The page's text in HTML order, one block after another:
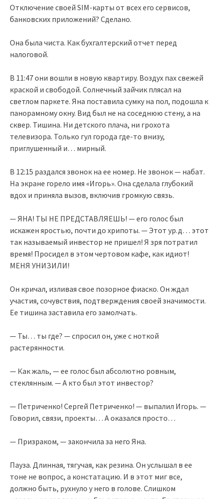
Отключение своей SIM-карты от всех его сервисов,
банковских приложений? Сделано.
Она была чиста. Как бухгалтерский отчет перед
налоговой.
В 11:47 они вошли в новую квартиру. Воздух пах свежей
краской и свободой. Солнечный зайчик плясал на
светлом паркете. Яна поставила сумку на пол, подошла к
панорамному окну. Вид был не на соседнюю стену, а на
сквер. Тишина. Ни детского плача, ни грохота
телевизора. Только гул города где-то внизу,
приглушенный и… мирный.
В 12:15 раздался звонок на ее номер. Не звонок — набат.
На экране горело имя «Игорь». Она сделала глубокий
вдох и приняла вызов, включив громкую связь.
— ЯНА! ТЫ НЕ ПРЕДСТАВЛЯЕШЬ! — его голос был
искажен яростью, почти до хрипоты. — Этот ур.д… этот
так называемый инвестор не пришел! Я зря потратил
время! Просидел в этом чертовом кафе, как идиот!
МЕНЯ УНИЗИЛИ!
Он кричал, изливая свое позорное фиаско. Он ждал
участия, сочувствия, подтверждения своей значимости.
Ее тишина заставила его замолчать.
— Ты… ты где? — спросил он, уже с ноткой
растерянности.
— Как жаль, — ее голос был абсолютно ровным,
стеклянным. — А кто был этот инвестор?
— Петриченко! Сергей Петриченко! — выпалил Игорь. —
Говорил, связи, проекты… А оказался просто…
— Призраком, — закончила за него Яна.
Пауза. Длинная, тягучая, как резина. Он услышал в ее
тоне не вопрос, а констатацию. И в этот миг все,
должно быть, рухнуло у него в голове. Слишком